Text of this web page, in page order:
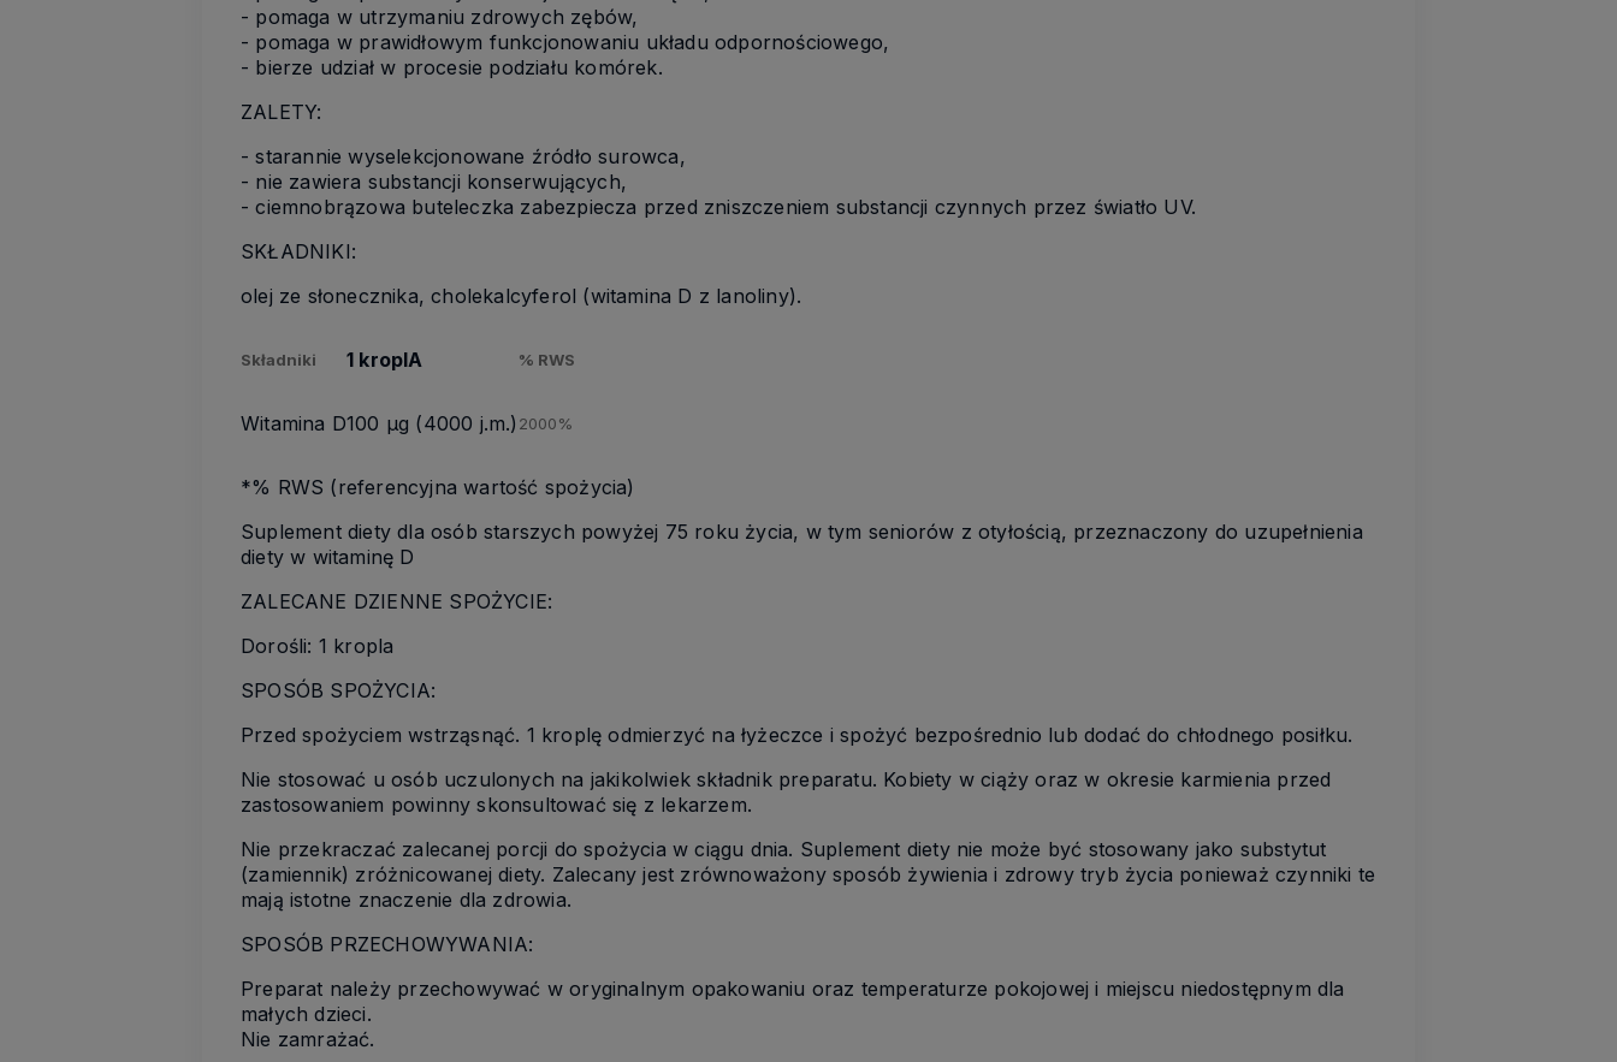
- pomaga w utrzymaniu zdrowych zębów,
- pomaga w prawidłowym funkcjonowaniu układu odpornościowego,
- bierze udział w procesie podziału komórek.
ZALETY:
- starannie wyselekcjonowane źródło surowca,
- nie zawiera substancji konserwujących,
- ciemnobrązowa buteleczka zabezpiecza przed zniszczeniem substancji czynnych przez światło UV.
SKŁADNIKI:
olej ze słonecznika, cholekalcyferol (witamina D z lanoliny).
Składniki 1 kroplA % RWS
Witamina D100 µg (4000 j.m.) 2000%
*% RWS (referencyjna wartość spożycia)
Suplement diety dla osób starszych powyżej 75 roku życia, w tym seniorów z otyłością, przeznaczony do uzupełnienia
diety w witaminę D
ZALECANE DZIENNE SPOŻYCIE:
Dorośli: 1 kropla
SPOSÓB SPOŻYCIA:
Przed spożyciem wstrząsnąć. 1 kroplę odmierzyć na łyżeczce i spożyć bezpośrednio lub dodać do chłodnego posiłku.
Nie stosować u osób uczulonych na jakikolwiek składnik preparatu. Kobiety w ciąży oraz w okresie karmienia przed
zastosowaniem powinny skonsultować się z lekarzem.
Nie przekraczać zalecanej porcji do spożycia w ciągu dnia. Suplement diety nie może być stosowany jako substytut
(zamiennik) zróżnicowanej diety. Zalecany jest zrównoważony sposób żywienia i zdrowy tryb życia ponieważ czynniki te
mają istotne znaczenie dla zdrowia.
SPOSÓB PRZECHOWYWANIA:
Preparat należy przechowywać w oryginalnym opakowaniu oraz temperaturze pokojowej i miejscu niedostępnym dla
małych dzieci.
Nie zamrażać.
Zostaw swój adres mailowy, aby
otrzymać rabat 7% na zakupy w